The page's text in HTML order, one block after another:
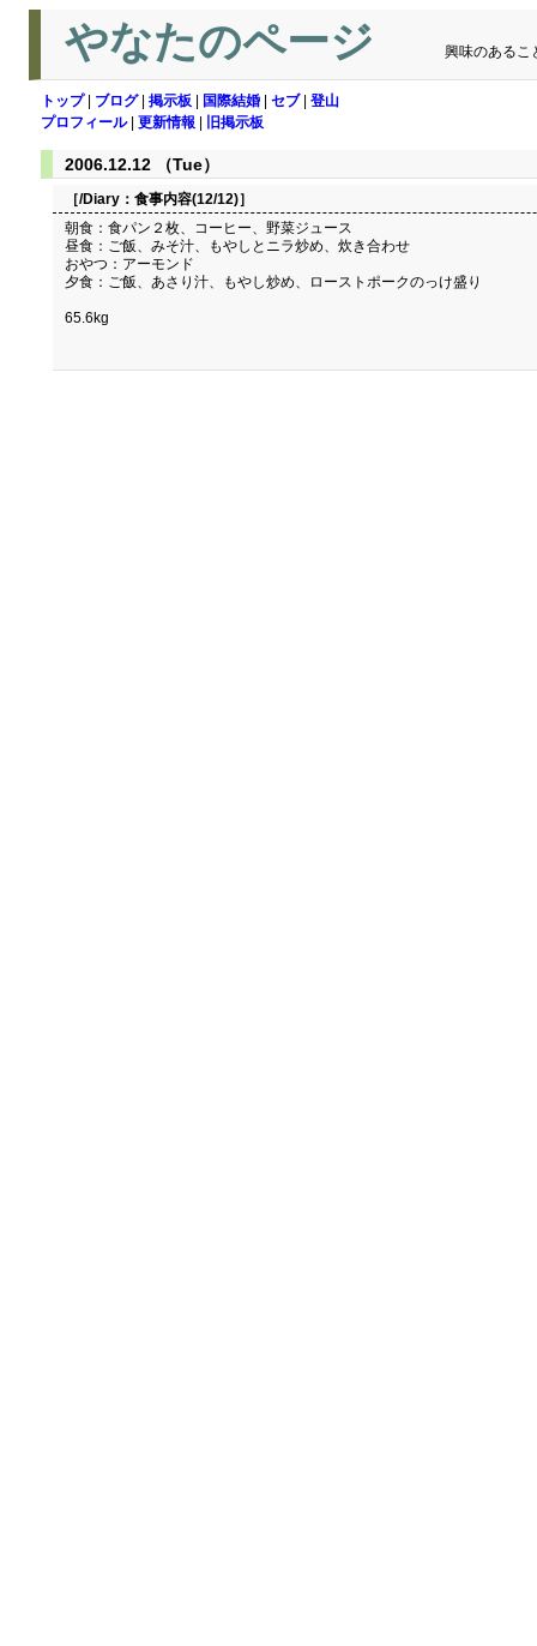
やなたのページ 興味のあるこ
トップ| ブログ| 掲示板 国際結婚 セブ| 登山
プロフィール| 更新情報 旧掲示板
2006.12.12 （Tue）
［/Diary： 食事内容(12/12)］
朝食：食パン２枚、コーヒー、野菜ジュース
昼食：ご飯、みそ汁、もやしとニラ炒め、炊き合わせ
おやつ：アーモンド
夕食：ご飯、あさり汁、もやし炒め、ローストポークのっけ盛り
65.6kg